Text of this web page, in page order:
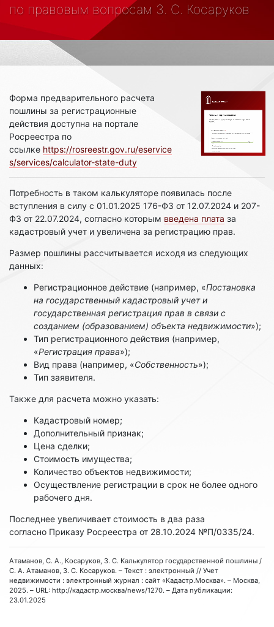
по правовым вопросам З. С. Косаруков
Форма предварительного расчета
пошлины за регистрационные
действия доступна на портале
Росреестра по
ссылке https://rosreestr.gov.ru/eservice
s/services/calculator-state-duty
Потребность в таком калькуляторе появилась после
вступления в силу с 01.01.2025 176-ФЗ от 12.07.2024 и 207-
ФЗ от 22.07.2024, согласно которым введена плата за
кадастровый учет и увеличена за регистрацию прав.
Размер пошлины рассчитывается исходя из следующих
данных:
Регистрационное действие (например, «Постановка
на государственный кадастровый учет и
государственная регистрация прав в связи с
созданием (образованием) объекта недвижимости»);
Тип регистрационного действия (например,
«Регистрация права»);
Вид права (например, «Собственность»);
Тип заявителя.
Также для расчета можно указать:
Кадастровый номер;
Дополнительный признак;
Цена сделки;
Стоимость имущества;
Количество объектов недвижимости;
Осуществление регистрации в срок не более одного
рабочего дня.
Последнее увеличивает стоимость в два раза
согласно Приказу Росреестра от 28.10.2024 №П/0335/24.
Атаманов, С. А., Косаруков, З. С. Калькулятор государственной пошлины /
С. А. Атаманов, З. С. Косаруков. – Текст : электронный // Учет
недвижимости : электронный журнал : сайт «Кадастр.Москва». – Москва,
2025. – URL: http://кадастр.москва/news/1270. – Дата публикации:
23.01.2025